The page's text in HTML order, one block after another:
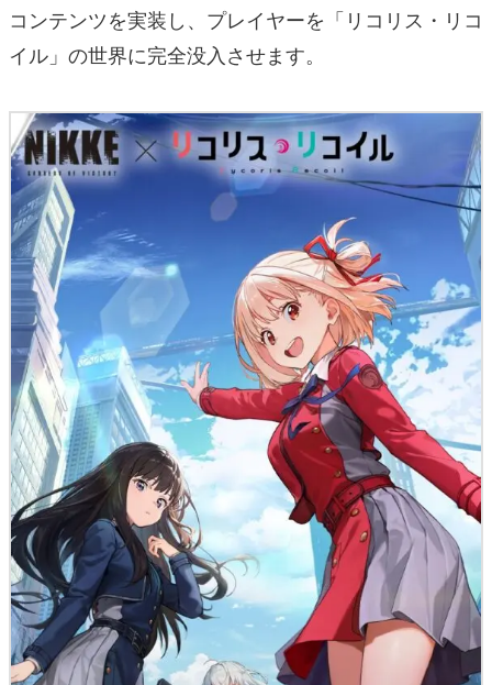
コンテンツを実装し、プレイヤーを「リコリス・リコ
イル」の世界に完全没入させます。